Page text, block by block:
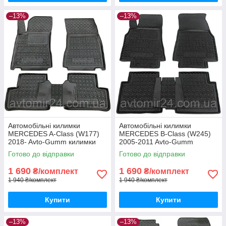
–13%
Автомобільні килимки
MERCEDES A-Class (W177)
2018- Avto-Gumm килимки
для авто МЕРСЕДЕС А-Класс
(В177) 2018- Автогум
Готово до відправки
1 690 ₴/комплект
1 940 ₴/комплект
Купити
–13%
Автомобільні килимки
MERCEDES B-Class (W245)
2005-2011 Avto-Gumm
килимки для авто МЕРСЕДЕС
Б-Класс (В245) 2005-2011
Готово до відправки
1 690 ₴/комплект
1 940 ₴/комплект
Купити
–13% –13%